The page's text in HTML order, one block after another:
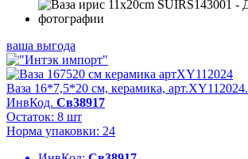
ваша выгода
Ваза 16*7,5*20 см, керамика, арт.XY112024.
ИнвКод. Св38917
Остаток: 8 шт
Норма упаковки: 24